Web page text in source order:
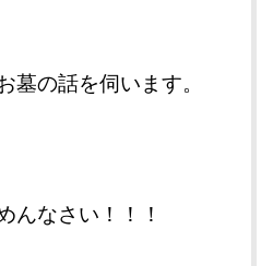
墓の話を伺います。
んなさい！！！